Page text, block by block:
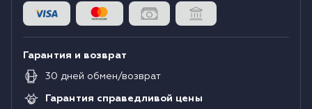
Гарантия и возврат
30 дней обмен/возврат
Гарантия справедливой цены